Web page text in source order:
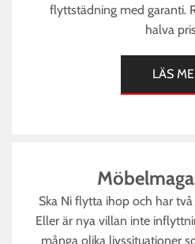
flyttstädning med garanti.
halva
LÄS
Ska Ni flytta ihop och har
Eller är nya villan inte
många olika livssituationer